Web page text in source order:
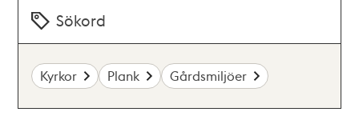
Sökord
Kyrkor Plank Gårdsmiljöer